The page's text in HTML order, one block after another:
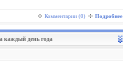
Комментарии (0) Подробнее
каждый день года